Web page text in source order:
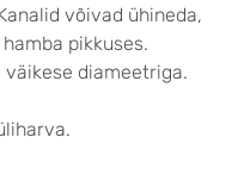
võivad ühineda,
pikkuses.
diameetriga.